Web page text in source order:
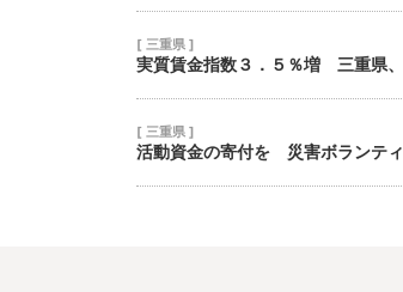
[ 三重県 ]
実質賃金指数３．５％増 三重県
[ 三重県 ]
活動資金の寄付を 災害ボランテ